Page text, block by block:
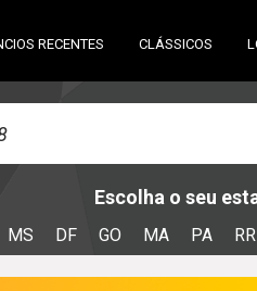
RECENTES CLÁSSICOS
Escolha o seu
MS DF GO MA PA RR